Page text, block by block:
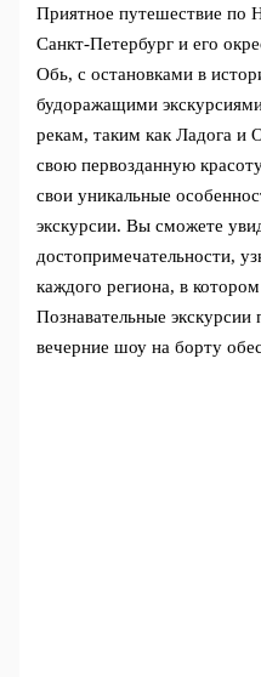
Приятное путешествие по
Санкт-Петербург и его
Обь, с остановками в
будоражащими
рекам, таким как Ладога и
свою первозданную
свои уникальные
экскурсии. Вы сможете
достопримечательности,
каждого региона, в
Познавательные
вечерние шоу на борту